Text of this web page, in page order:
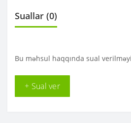
Suallar (0)
Bu məhsul haqqında sual
+ Sual ver